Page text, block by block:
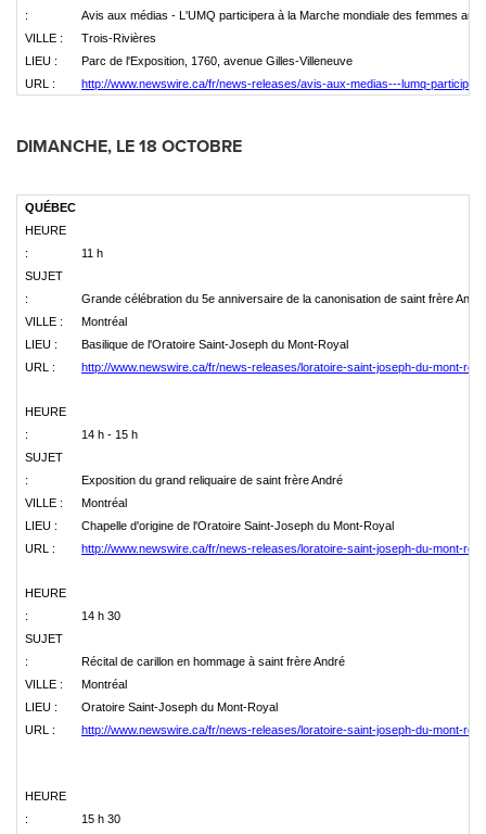
:
Avis aux médias - L'UMQ participera à la Marche mondiale des femmes au
VILLE :
Trois-Rivières
LIEU :
Parc de l'Exposition, 1760, avenue Gilles-Villeneuve
URL :
http://www.newswire.ca/fr/news-releases/avis-aux-medias---lumq-
DIMANCHE, LE 18 OCTOBRE
QUÉBEC
HEURE
:
11 h
SUJET
:
Grande célébration du 5e anniversaire de la canonisation de saint frère
VILLE :
Montréal
LIEU :
Basilique de l'Oratoire Saint-Joseph du Mont-Royal
URL :
http://www.newswire.ca/fr/news-releases/loratoire-saint-joseph-du-mont-
HEURE
:
14 h - 15 h
SUJET
:
Exposition du grand reliquaire de saint frère André
VILLE :
Montréal
LIEU :
Chapelle d'origine de l'Oratoire Saint-Joseph du Mont-Royal
URL :
http://www.newswire.ca/fr/news-releases/loratoire-saint-joseph-du-mont-
HEURE
:
14 h 30
SUJET
:
Récital de carillon en hommage à saint frère André
VILLE :
Montréal
LIEU :
Oratoire Saint-Joseph du Mont-Royal
URL :
http://www.newswire.ca/fr/news-releases/loratoire-saint-joseph-du-mont-
HEURE
:
15 h 30